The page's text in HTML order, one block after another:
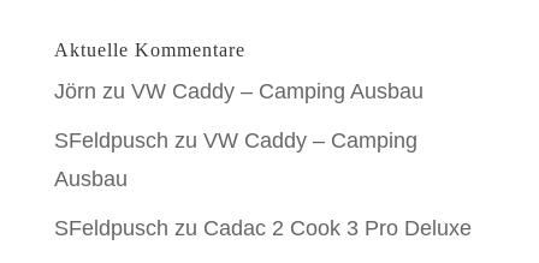
Aktuelle Kommentare
Jörn zu VW Caddy – Camping Ausbau
SFeldpusch zu VW Caddy – Camping
Ausbau
SFeldpusch zu Cadac 2 Cook 3 Pro Deluxe